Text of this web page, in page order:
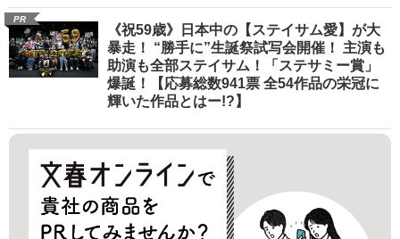
PR
《祝59歳》日本中の【ステイサム愛】が大
暴走！ “勝手に”生誕祭試写会開催！ 主演も
助演も全部ステイサム！「ステサミー賞」
爆誕！【応募総数941票 全54作品の栄冠に
輝いた作品とはー!?】